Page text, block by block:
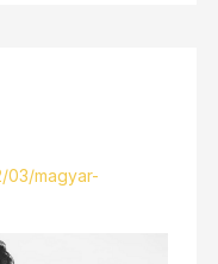
03/magyar-